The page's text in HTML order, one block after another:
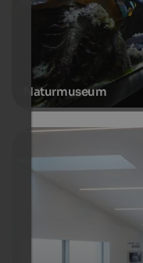
Naturmuseum